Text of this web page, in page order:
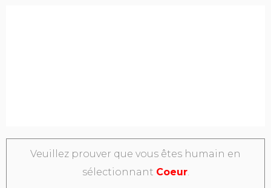
Veuillez prouver que vous êtes humain en
sélectionnant Coeur.